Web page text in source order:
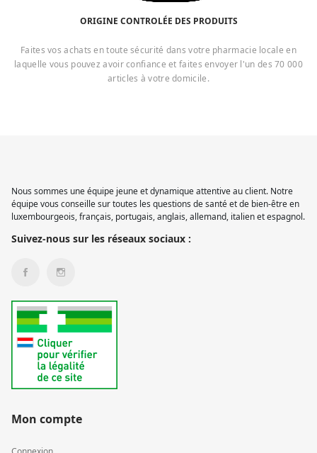
ORIGINE CONTROLÉE DES PRODUITS
Faites vos achats en toute sécurité dans votre pharmacie locale en
laquelle vous pouvez avoir confiance et faites envoyer l'un des 70 000
articles à votre domicile.
Nous sommes une équipe jeune et dynamique attentive au client. Notre
équipe vous conseille sur toutes les questions de santé et de bien-être en
luxembourgeois, français, portugais, anglais, allemand, italien et espagnol.
Suivez-nous sur les réseaux sociaux :
Mon compte